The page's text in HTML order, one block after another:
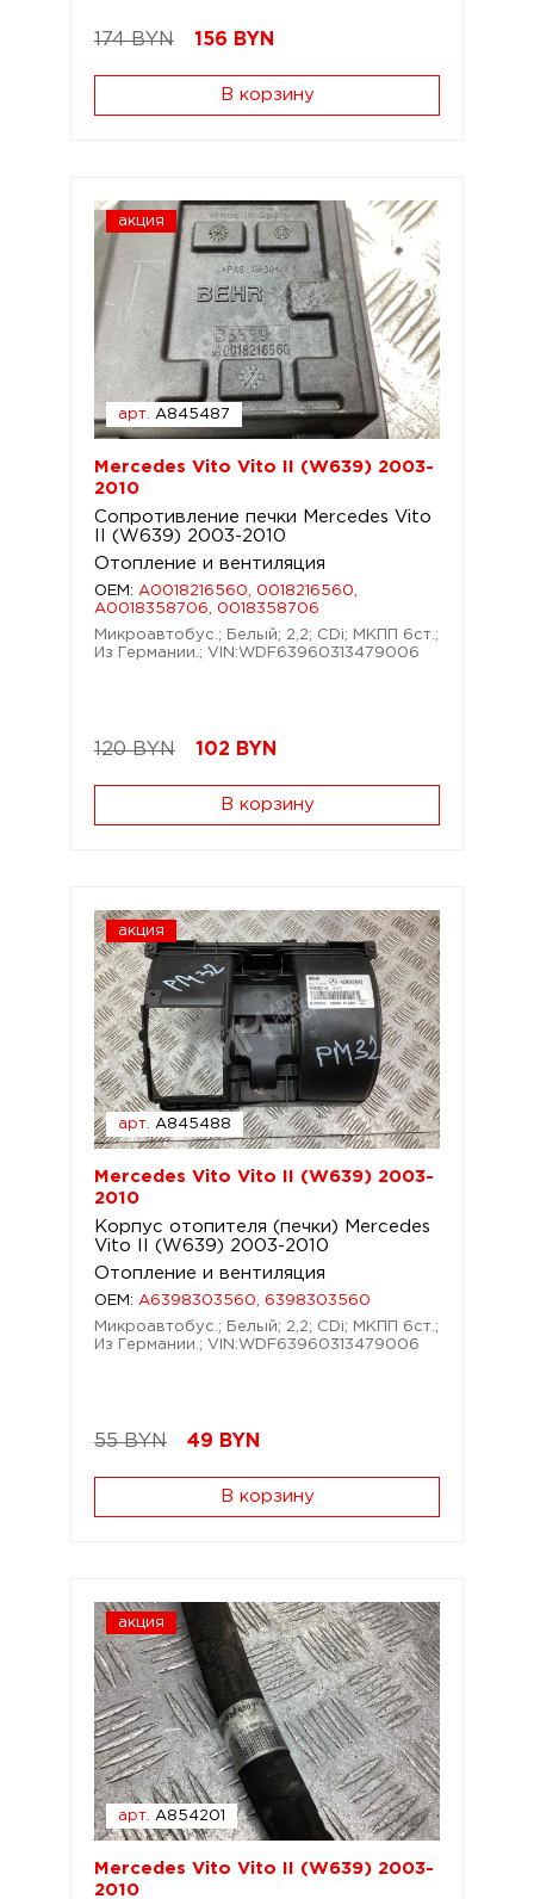
174 BYN 156 BYN
В корзину
акция
арт. A845487
Mercedes Vito Vito II (W639) 2003-
2010
Сопротивление печки Mercedes Vito
II (W639) 2003-2010
Отопление и вентиляция
OEM: A0018216560, 0018216560,
A0018358706, 0018358706
Микроавтобус.; Белый; 2,2; CDi; МКПП 6ст.;
Из Германии.; VIN:WDF63960313479006
120 BYN 102 BYN
В корзину
акция
арт. A845488
Mercedes Vito Vito II (W639) 2003-
2010
Корпус отопителя (печки) Mercedes
Vito II (W639) 2003-2010
Отопление и вентиляция
OEM: A6398303560, 6398303560
Микроавтобус.; Белый; 2,2; CDi; МКПП 6ст.;
Из Германии.; VIN:WDF63960313479006
55 BYN 49 BYN
В корзину
акция
арт. A854201
Mercedes Vito Vito II (W639) 2003-
2010